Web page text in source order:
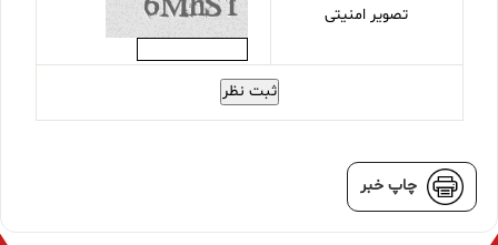
تصویر امنیتی
ثبت نظر
چاپ خبر